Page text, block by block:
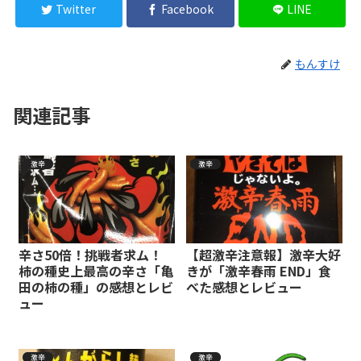
Twitter Facebook LINE
もんすけ
関連記事
激辛
辛さ50倍！挑戦者求ム！
柿の種史上最高の辛さ「亀
田の柿の種」の感想とレビ
ュー
激辛
【超激辛注意報】激辛大好
きが「激辛春雨 END」食
べた感想とレビュー
激辛 激辛